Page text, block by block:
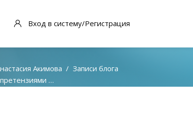
Вход в систему/Регистрация
Акимова
Записи блога
и конфликтами на СТО